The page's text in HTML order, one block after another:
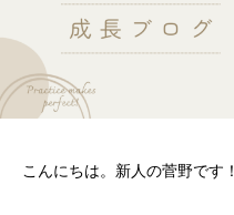
こんにちは。新人の菅野です！